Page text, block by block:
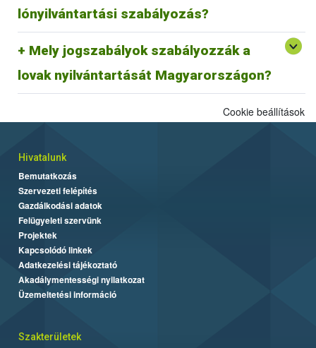
lónyilvántartási szabályozás?
megfeleltetése jelenleg zajlik.
Mely jogszabályok szabályozzák a
lovak nyilvántartását Magyarországon?
64/2003 (VI. 16.) FVM rendelet az egyes állatfajok
Egységes Nyilvántartási és Azonosítási Rendszeréről.
Cookie beállítások
Hivatalunk
Bemutatkozás
Szervezeti felépítés
Gazdálkodási adatok
Felügyeleti szervünk
Projektek
Kapcsolódó linkek
Adatkezelési tájékoztató
Akadálymentességi nyilatkozat
Üzemeltetési információ
Szakterületek